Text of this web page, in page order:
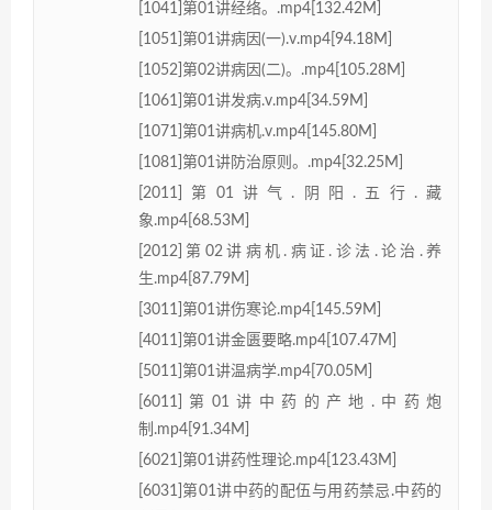
[1041]第01讲经络。.mp4[132.42M]
[1051]第01讲病因(一).v.mp4[94.18M]
[1052]第02讲病因(二)。.mp4[105.28M]
[1061]第01讲发病.v.mp4[34.59M]
[1071]第01讲病机.v.mp4[145.80M]
[1081]第01讲防治原则。.mp4[32.25M]
[2011]第01讲气.阴阳.五行.藏
象.mp4[68.53M]
[2012]第02讲病机.病证.诊法.论治.养
生.mp4[87.79M]
[3011]第01讲伤寒论.mp4[145.59M]
[4011]第01讲金匮要略.mp4[107.47M]
[5011]第01讲温病学.mp4[70.05M]
[6011]第01讲中药的产地.中药炮
制.mp4[91.34M]
[6021]第01讲药性理论.mp4[123.43M]
[6031]第01讲中药的配伍与用药禁忌.中药的